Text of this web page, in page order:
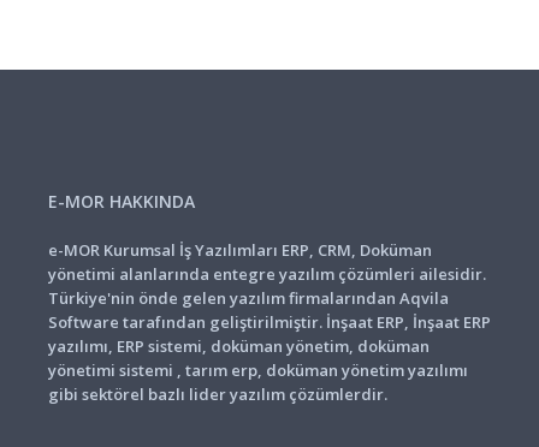
E-MOR HAKKINDA
e-MOR Kurumsal İş Yazılımları ERP, CRM, Doküman
yönetimi alanlarında entegre yazılım çözümleri ailesidir.
Türkiye'nin önde gelen yazılım firmalarından Aqvila
Software tarafından geliştirilmiştir. İnşaat ERP, İnşaat ERP
yazılımı, ERP sistemi, doküman yönetim, doküman
yönetimi sistemi , tarım erp, doküman yönetim yazılımı
gibi sektörel bazlı lider yazılım çözümlerdir.